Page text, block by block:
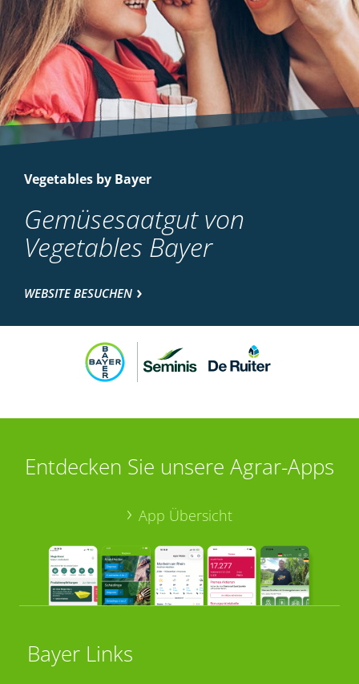
Vegetables by Bayer
Gemüsesaatgut von
Vegetables Bayer
WEBSITE BESUCHEN
Entdecken Sie unsere Agrar-Apps
App Übersicht
Bayer Links